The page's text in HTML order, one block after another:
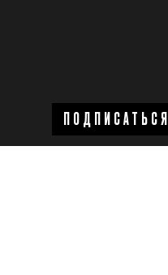
ПОДПИСАТЬСЯ